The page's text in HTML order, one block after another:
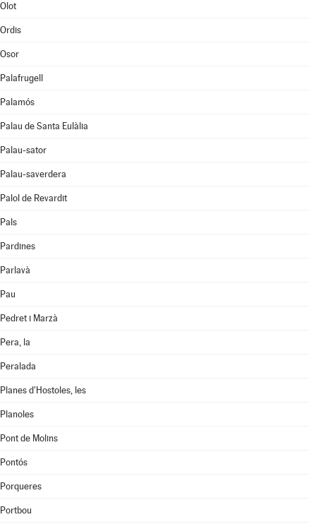
Olot
Ordis
Osor
Palafrugell
Palamós
Palau de Santa Eulàlia
Palau-sator
Palau-saverdera
Palol de Revardit
Pals
Pardines
Parlavà
Pau
Pedret i Marzà
Pera, la
Peralada
Planes d'Hostoles, les
Planoles
Pont de Molins
Pontós
Porqueres
Portbou